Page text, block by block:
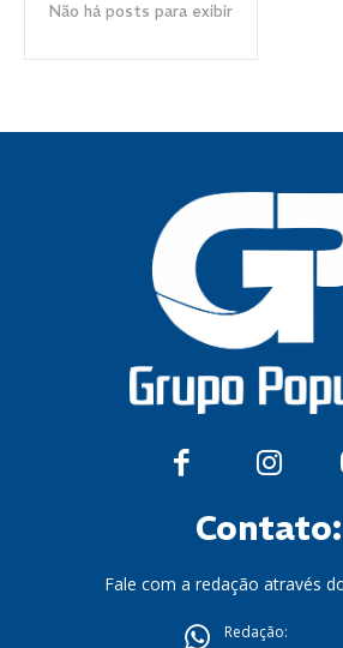
Não há posts para exibir
Contato:
Fale com a redação através
Redação: